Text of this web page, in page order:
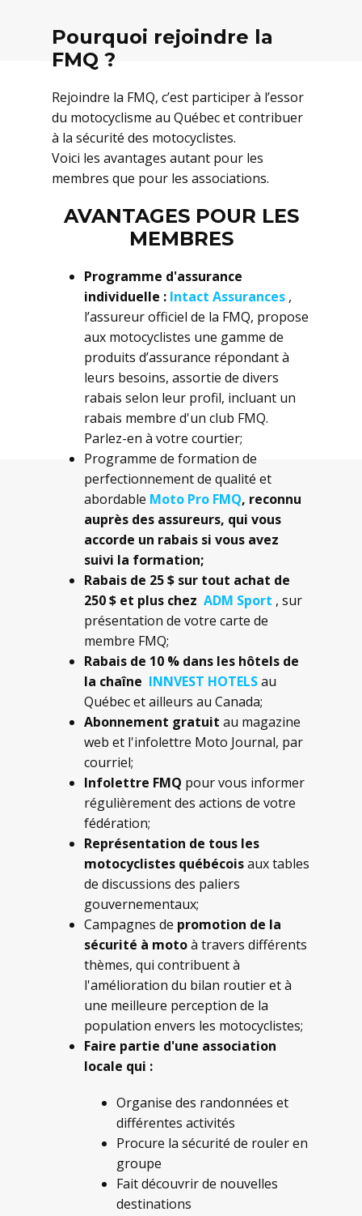
Pourquoi rejoindre la
FMQ ?
Rejoindre la FMQ, c’est participer à l’essor
du motocyclisme au Québec et contribuer
à la sécurité des motocyclistes.
Voici les avantages autant pour les
membres que pour les associations.
AVANTAGES POUR LES
MEMBRES
Programme d'assurance
individuelle : Intact Assurances ,
l’assureur officiel de la FMQ, propose
aux motocyclistes une gamme de
produits d’assurance répondant à
leurs besoins, assortie de divers
rabais selon leur profil, incluant un
rabais membre d'un club FMQ.
Parlez-en à votre courtier;
Programme de formation de
perfectionnement de qualité et
abordable Moto Pro FMQ, reconnu
auprès des assureurs, qui vous
accorde un rabais si vous avez
suivi la formation;
Rabais de 25 $ sur tout achat de
250 $ et plus chez ADM Sport , sur
présentation de votre carte de
membre FMQ;
Rabais de 10 % dans les hôtels de
la chaîne INNVEST HOTELSau
Québec et ailleurs au Canada;
Abonnement gratuit au magazine
web et l'infolettre Moto Journal, par
courriel;
Infolettre FMQ pour vous informer
régulièrement des actions de votre
fédération;
Représentation de tous les
motocyclistes québécoisaux tables
de discussions des paliers
gouvernementaux;
Campagnes de promotion de la
sécurité à motoà travers différents
thèmes, qui contribuent à
l'amélioration du bilan routier et à
une meilleure perception de la
population envers les motocyclistes;
Faire partie d'une association
locale qui :
Organise des randonnées et
différentes activités
Procure la sécurité de rouler en
groupe
Fait découvrir de nouvelles
destinations